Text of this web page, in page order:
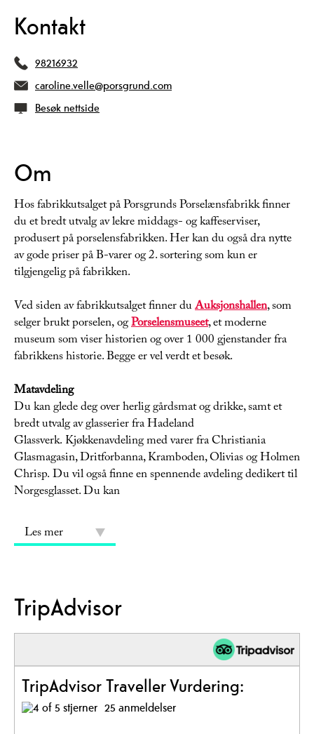
Kontakt
98216932
caroline.velle@porsgrund.com
Besøk nettside
Om
Hos fabrikkutsalget på Porsgrunds Porselænsfabrikk finner
du et bredt utvalg av lekre middags- og kaffeserviser,
produsert på porselensfabrikken. Her kan du også dra nytte
av gode priser på B-varer og 2. sortering som kun er
tilgjengelig på fabrikken.
Ved siden av fabrikkutsalget finner duAuksjonshallen, som
selger brukt porselen, ogPorselensmuseet, et moderne
museum som viser historien og over 1 000 gjenstander fra
fabrikkens historie. Begge er vel verdt et besøk.
Matavdeling
Du kan glede deg over herlig gårdsmat og drikke, samt et
bredt utvalg av glasserier fra Hadeland
Glassverk. Kjøkkenavdeling med varer fra Christiania
Glasmagasin, Dritforbanna, Kramboden, Olivias og Holmen
Chrisp. Du vil også finne en spennende avdeling dedikert til
Norgesglasset. Du kan
Les mer
TripAdvisor
TripAdvisor Traveller Vurdering:
25 anmeldelser